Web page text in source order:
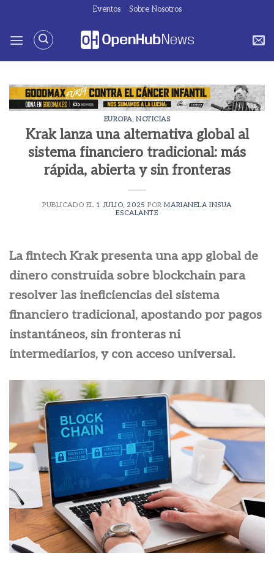
contenido
Eventos Sobre Nosotros
EUROPA, NOTICIAS
Krak lanza una alternativa global al
sistema financiero tradicional: más
rápida, abierta y sin fronteras
PUBLICADO EL 1 JULIO, 2025 PORMARIANELA INSUA
ESCALANTE
La fintech Krak presenta una app global de
dinero construida sobre blockchain para
resolver las ineficiencias del sistema
financiero tradicional, apostando por pagos
instantáneos, sin fronteras ni
intermediarios, y con acceso universal.